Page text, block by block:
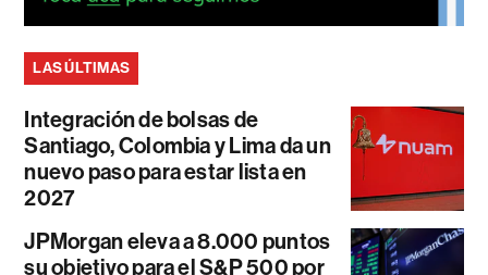
LAS ÚLTIMAS
Integración de bolsas de
Santiago, Colombia y Lima da un
nuevo paso para estar lista en
2027
JPMorgan eleva a 8.000 puntos
su objetivo para el S&P 500 por